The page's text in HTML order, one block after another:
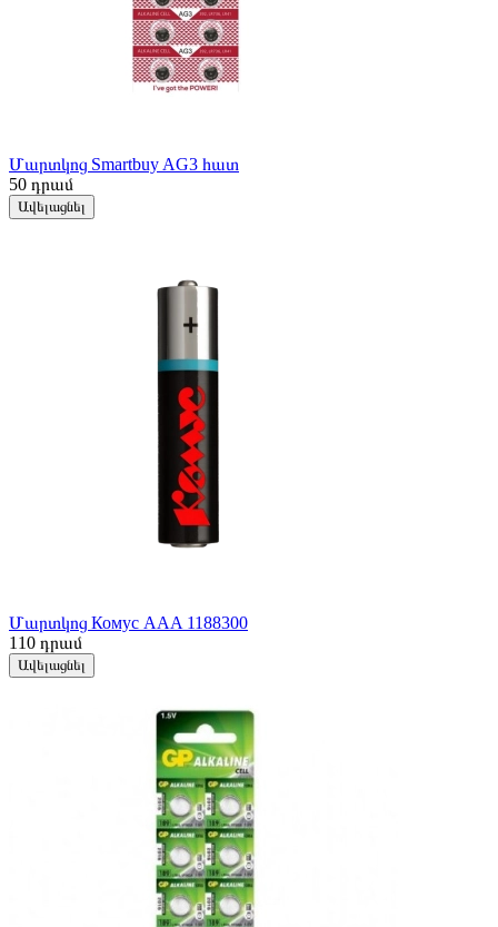
Մարտկոց Smartbuy AG3 հատ
50 դրամ
Ավելացնել
Մարտկոց Комус AAA 1188300
110 դրամ
Ավելացնել